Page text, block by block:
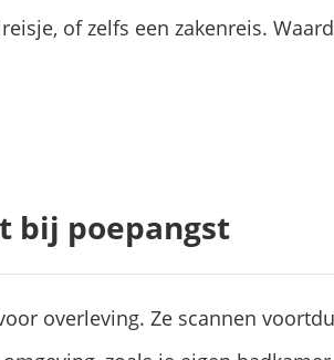
of zelfs een zakenreis.
bij poepangst
overleving. Ze scannen